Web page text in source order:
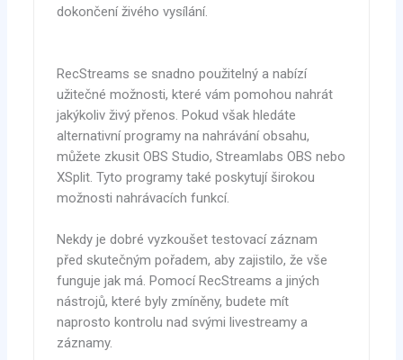
dokončení živého vysílání.
RecStreams se snadno použitelný a nabízí
užitečné možnosti, které vám pomohou nahrát
jakýkoliv živý přenos. Pokud však hledáte
alternativní programy na nahrávání obsahu,
můžete zkusit OBS Studio, Streamlabs OBS nebo
XSplit. Tyto programy také poskytují širokou
možnosti nahrávacích funkcí.
Nekdy je dobré vyzkoušet testovací záznam
před skutečným pořadem, aby zajistilo, že vše
funguje jak má. Pomocí RecStreams a jiných
nástrojů, které byly zmíněny, budete mít
naprosto kontrolu nad svými livestreamy a
záznamy.